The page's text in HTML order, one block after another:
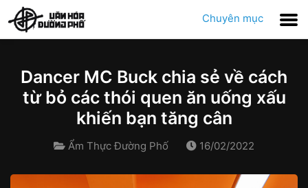
Chuyên mục
Dancer MC Buck chia sẻ về cách
từ bỏ các thói quen ăn uống xấu
khiến bạn tăng cân
Ẩm Thực Đường Phố 16/02/2022